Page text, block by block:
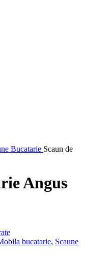
Bucatarie Scaun de
Angus
bucatarie, Scaune